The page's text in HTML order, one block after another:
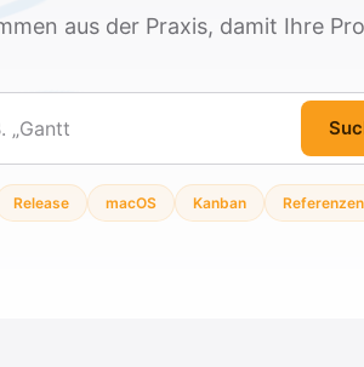
aus der Praxis, damit Ihre
Release macOS Kanban Referenzen